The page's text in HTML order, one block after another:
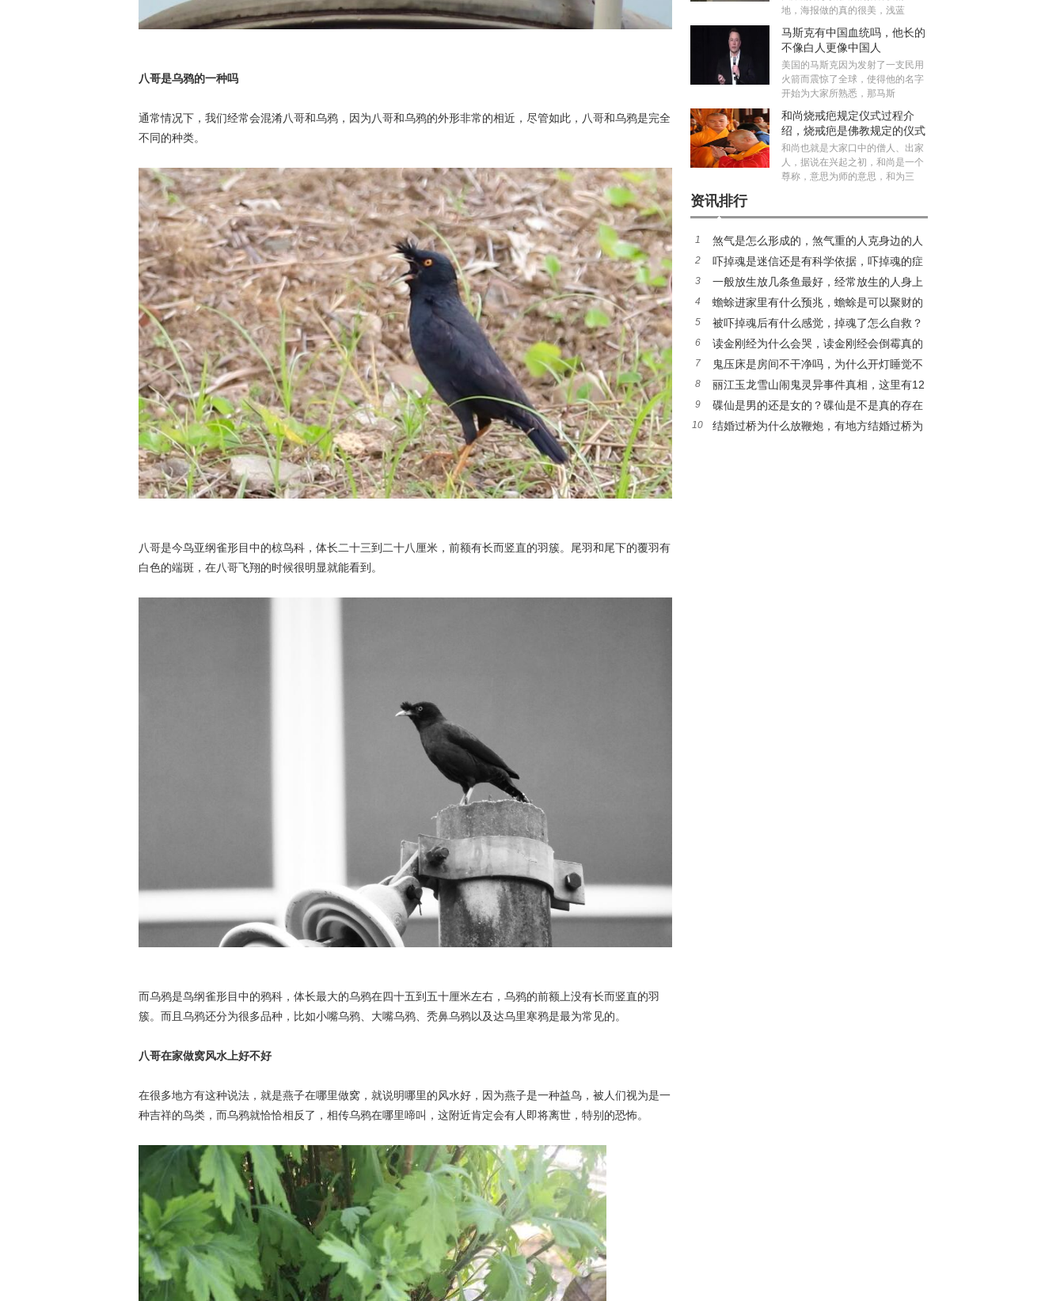
八哥是乌鸦的一种吗
通常情况下，我们经常会混淆八哥和乌鸦，因为八哥和乌鸦的外形非常的相近，尽管如此，八哥和乌鸦是完全
不同的种类。
八哥是今鸟亚纲雀形目中的椋鸟科，体长二十三到二十八厘米，前额有长而竖直的羽簇。尾羽和尾下的覆羽有
白色的端斑，在八哥飞翔的时候很明显就能看到。
而乌鸦是鸟纲雀形目中的鸦科，体长最大的乌鸦在四十五到五十厘米左右，乌鸦的前额上没有长而竖直的羽
簇。而且乌鸦还分为很多品种，比如小嘴乌鸦、大嘴乌鸦、秃鼻乌鸦以及达乌里寒鸦是最为常见的。
八哥在家做窝风水上好不好
在很多地方有这种说法，就是燕子在哪里做窝，就说明哪里的风水好，因为燕子是一种益鸟，被人们视为是一
种吉祥的鸟类，而乌鸦就恰恰相反了，相传乌鸦在哪里啼叫，这附近肯定会有人即将离世，特别的恐怖。
地，海报做的真的很美，浅蓝
马斯克有中国血统吗，他长的
不像白人更像中国人
美国的马斯克因为发射了一支民用
火箭而震惊了全球，使得他的名字
开始为大家所熟悉，那马斯
和尚烧戒疤规定仪式过程介
绍，烧戒疤是佛教规定的仪式
吗？
和尚也就是大家口中的僧人、出家
人，据说在兴起之初，和尚是一个
尊称，意思为师的意思，和为三
资讯排行
1
煞气是怎么形成的，煞气重的人克身边的人
真假？
2
吓掉魂是迷信还是有科学依据，吓掉魂的症
状有哪些？
3
一般放生放几条鱼最好，经常放生的人身上
有光真的吗？
4
蟾蜍进家里有什么预兆，蟾蜍是可以聚财的
吉祥物吗？
5 被吓掉魂后有什么感觉，掉魂了怎么自救？
6
读金刚经为什么会哭，读金刚经会倒霉真的
假的？
7
鬼压床是房间不干净吗，为什么开灯睡觉不
会鬼压床？
8
丽江玉龙雪山闹鬼灵异事件真相，这里有12
对情侣殉情真假？
9 碟仙是男的还是女的？碟仙是不是真的存在
10
结婚过桥为什么放鞭炮，有地方结婚过桥为